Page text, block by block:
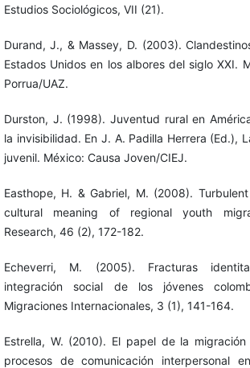
Estudios Sociológicos, VII (21).
Durand, J., & Massey, D. (2003).
Estados Unidos en los albores del siglo XXI.
Porrua/UAZ.
Durston, J. (1998). Juventud rural en
la invisibilidad. En J. A. Padilla Herrera (Ed.),
juvenil. México: Causa Joven/CIEJ.
Easthope, H. & Gabriel, M. (2008).
cultural meaning of regional youth
Research, 46 (2), 172-182.
Echeverri, M. (2005). Fracturas
integración social de los jóvenes
Migraciones Internacionales, 3 (1), 141-164.
Estrella, W. (2010). El papel de la
procesos de comunicación interpersonal